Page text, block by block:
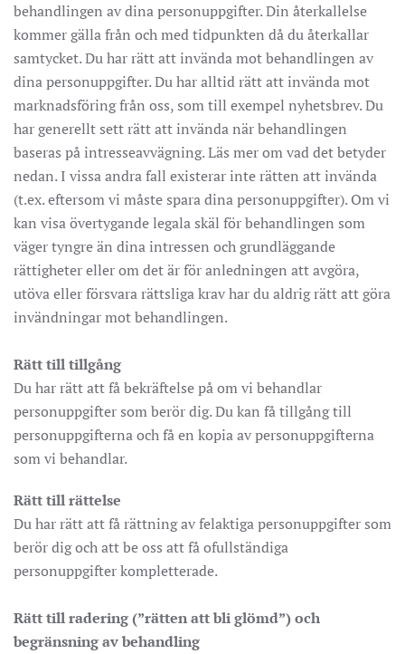
behandlingen av dina personuppgifter. Din återkallelse
kommer gälla från och med tidpunkten då du återkallar
samtycket. Du har rätt att invända mot behandlingen av
dina personuppgifter. Du har alltid rätt att invända mot
marknadsföring från oss, som till exempel nyhetsbrev. Du
har generellt sett rätt att invända när behandlingen
baseras på intresseavvägning. Läs mer om vad det betyder
nedan. I vissa andra fall existerar inte rätten att invända
(t.ex. eftersom vi måste spara dina personuppgifter). Om vi
kan visa övertygande legala skäl för behandlingen som
väger tyngre än dina intressen och grundläggande
rättigheter eller om det är för anledningen att avgöra,
utöva eller försvara rättsliga krav har du aldrig rätt att göra
invändningar mot behandlingen.
Rätt till tillgång
Du har rätt att få bekräftelse på om vi behandlar
personuppgifter som berör dig. Du kan få tillgång till
personuppgifterna och få en kopia av personuppgifterna
som vi behandlar.
Rätt till rättelse
Du har rätt att få rättning av felaktiga personuppgifter som
berör dig och att be oss att få ofullständiga
personuppgifter kompletterade.
Rätt till radering (”rätten att bli glömd”) och
begränsning av behandling